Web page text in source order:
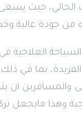
الحالي، حيث
العلاجية
بما في
ان
وهذا مايجعل